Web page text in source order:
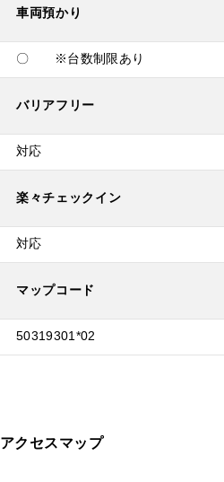
車両預かり
〇 ※台数制限あり
バリアフリー
対応
楽々チェックイン
対応
マップコード
50319301*02
アクセスマップ